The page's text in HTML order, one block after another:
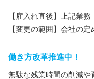
【雇入れ直後】上記業務
【変更の範囲】会社の
働き方改革推進中！
無駄な残業時間の削減や